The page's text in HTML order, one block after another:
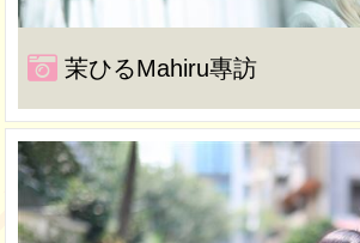
茉ひるMahiru專訪